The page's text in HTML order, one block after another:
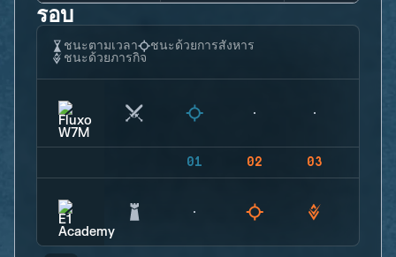
รอบ
ชนะตามเวลา
ชนะด้วยการสังหาร
ชนะด้วยภารกิจ
01 02 03